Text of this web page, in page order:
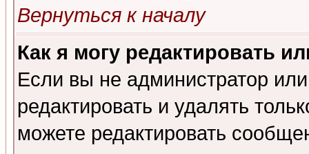
Вернуться к началу
Как я могу редактировать
Если вы не администратор
редактировать и удалять
можете редактировать